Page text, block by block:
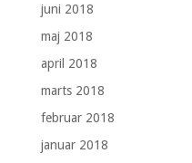
juni 2018
maj 2018
april 2018
marts 2018
februar 2018
januar 2018